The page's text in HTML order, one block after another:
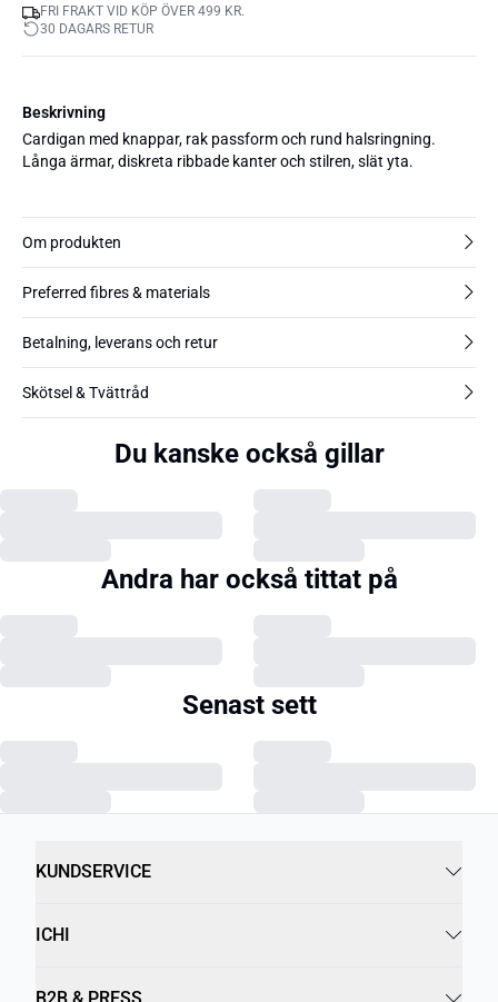
FRI FRAKT VID KÖP ÖVER 499 KR.
30 DAGARS RETUR
Beskrivning
Cardigan med knappar, rak passform och rund halsringning.
Långa ärmar, diskreta ribbade kanter och stilren, slät yta.
Om produkten
Preferred fibres & materials
Betalning, leverans och retur
Skötsel & Tvättråd
Du kanske också gillar
Andra har också tittat på
Senast sett
KUNDSERVICE
ICHI
B2B & PRESS